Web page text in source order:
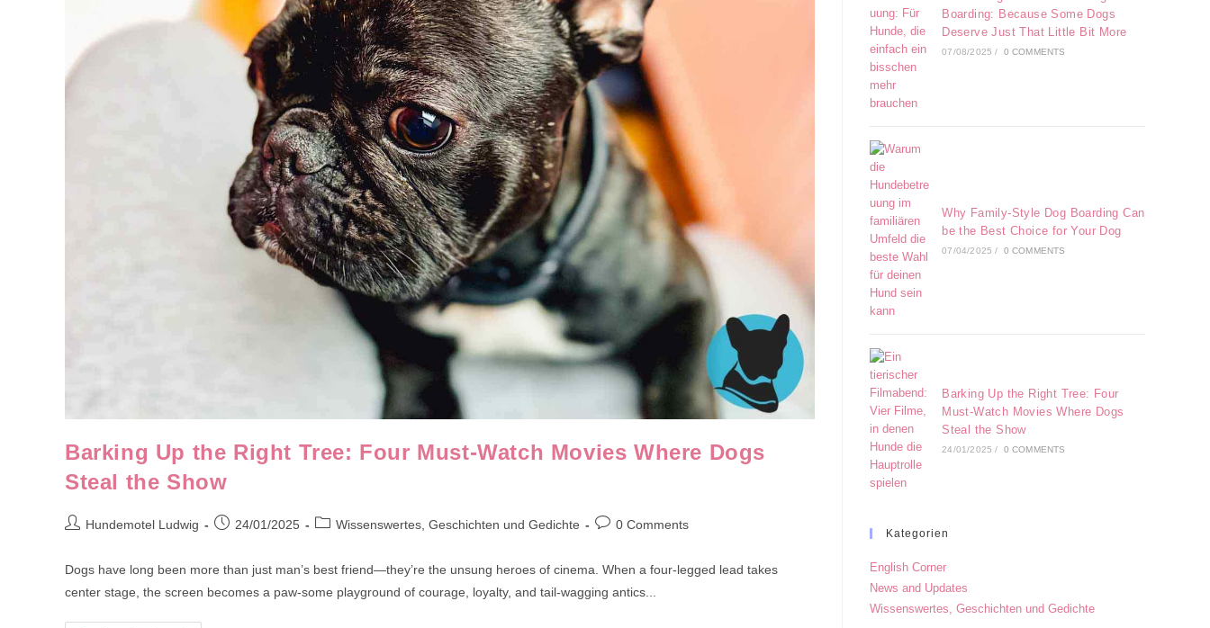
Barking Up the Right Tree: Four Must-Watch Movies Where Dogs
Steal the Show
PostHundemotel Ludwig
Post24/01/2025
PostWissenswertes, Geschichten und Gedichte
Post0 Comments
Dogs have long been more than just man’s best friend—they’re the unsung heroes of cinema. When a four-legged lead takes
center stage, the screen becomes a paw-some playground of courage, loyalty, and tail-wagging antics...
Boarding: Because Some Dogs
Deserve Just That Little Bit More
07/08/2025 / 0 COMMENTS
Why Family-Style Dog Boarding Can
be the Best Choice for Your Dog
07/04/2025 / 0 COMMENTS
Barking Up the Right Tree: Four
Must-Watch Movies Where Dogs
Steal the Show
24/01/2025 / 0 COMMENTS
Kategorien
English Corner
News and Updates
Wissenswertes, Geschichten und Gedichte